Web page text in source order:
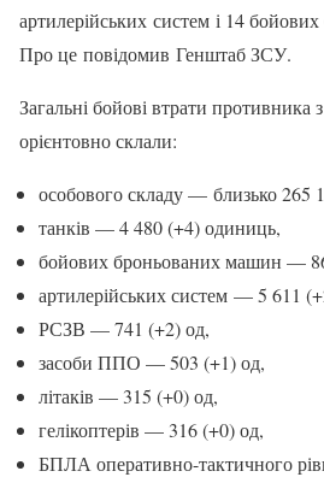
артилерійських систем і 14
Про це повідомив Генштаб ЗСУ.
Загальні бойові втрати противника
орієнтовно склали:
особового складу — близько 265
танків — 4 480 (+4) одиниць,
бойових броньованих машин —
артилерійських систем — 5 611
РСЗВ — 741 (+2) од,
засоби ППО — 503 (+1) од,
літаків — 315 (+0) од,
гелікоптерів — 316 (+0) од,
БПЛА оперативно-тактичного